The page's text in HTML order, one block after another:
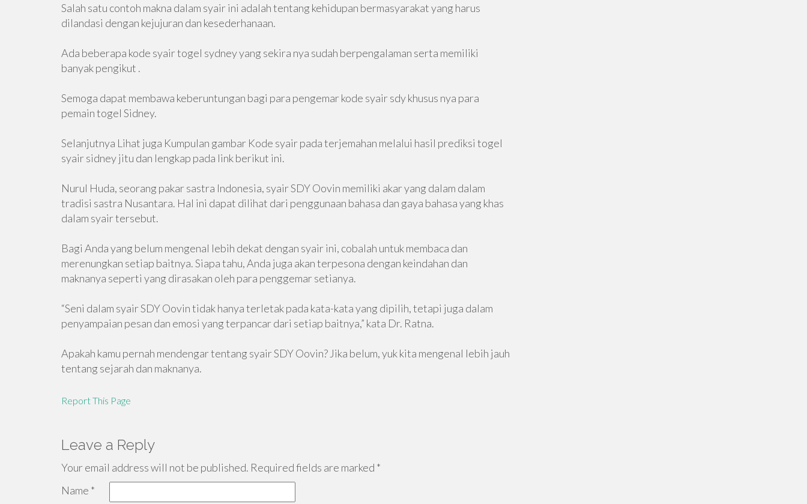
Salah satu contoh makna dalam syair ini adalah tentang kehidupan bermasyarakat yang harus
dilandasi dengan kejujuran dan kesederhanaan.
Ada beberapa kode syair togel sydney yang sekira nya sudah berpengalaman serta memiliki
banyak pengikut .
Semoga dapat membawa keberuntungan bagi para pengemar kode syair sdy khusus nya para
pemain togel Sidney.
Selanjutnya Lihat juga Kumpulan gambar Kode syair pada terjemahan melalui hasil prediksi togel
syair sidney jitu dan lengkap pada link berikut ini.
Nurul Huda, seorang pakar sastra Indonesia, syair SDY Oovin memiliki akar yang dalam dalam
tradisi sastra Nusantara. Hal ini dapat dilihat dari penggunaan bahasa dan gaya bahasa yang khas
dalam syair tersebut.
Bagi Anda yang belum mengenal lebih dekat dengan syair ini, cobalah untuk membaca dan
merenungkan setiap baitnya. Siapa tahu, Anda juga akan terpesona dengan keindahan dan
maknanya seperti yang dirasakan oleh para penggemar setianya.
“Seni dalam syair SDY Oovin tidak hanya terletak pada kata-kata yang dipilih, tetapi juga dalam
penyampaian pesan dan emosi yang terpancar dari setiap baitnya,” kata Dr. Ratna.
Apakah kamu pernah mendengar tentang syair SDY Oovin? Jika belum, yuk kita mengenal lebih jauh
tentang sejarah dan maknanya.
Report This Page
Leave a Reply
Your email address will not be published. Required fields are marked *
Name *